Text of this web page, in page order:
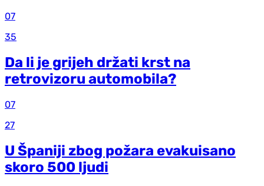
07
35
Da li je grijeh držati krst na
retrovizoru automobila?
07
27
U Španiji zbog požara evakuisano
skoro 500 ljudi